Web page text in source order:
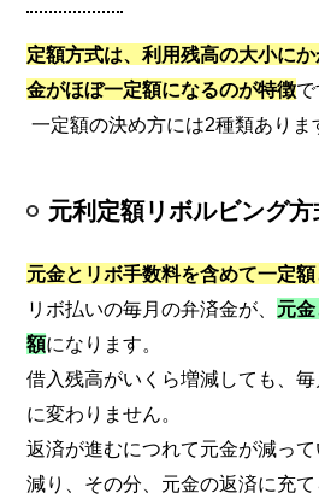
定額方式は、利用残高の大小に
金がほぼ一定額になるのが特徴で
一定額の決め方には2種類ありま
元利定額リボルビング方
元金とリボ手数料を含めて一定
リボ払いの毎月の弁済金が、 元
額になります。
借入残高がいくら増減しても、
に変わりません。
返済が進むにつれて元金が減っ
減り、その分、元金の返済に充